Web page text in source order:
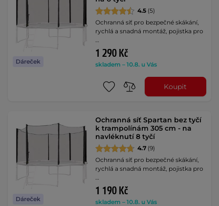
Dáreček
4.5 (5)
Ochranná síť pro bezpečné skákání,
rychlá a snadná montáž, pojistka pro
…
1 290 Kč
skladem – 10.8. u Vás
Koupit
Dáreček
Ochranná síť Spartan bez tyčí
k trampolínám 305 cm - na
navléknutí 8 tyčí
4.7 (9)
Ochranná síť pro bezpečné skákání,
rychlá a snadná montáž, pojistka pro
…
1 190 Kč
skladem – 10.8. u Vás